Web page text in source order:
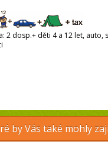
2 dosp.+ děti 4 a 12 let, auto,
by Vás také mohly